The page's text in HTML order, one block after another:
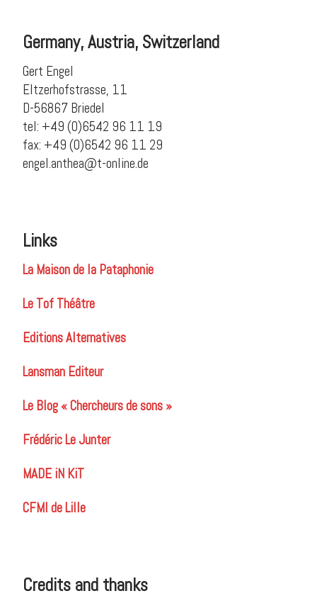
Germany, Austria, Switzerland
Gert Engel
Eltzerhofstrasse, 11
D-56867 Briedel
tel: +49 (0)6542 96 11 19
fax: +49 (0)6542 96 11 29
engel.anthea@t-online.de
Links
La Maison de la Pataphonie
Le Tof Théâtre
Editions Alternatives
Lansman Editeur
Le Blog « Chercheurs de sons »
Frédéric Le Junter
MADE iN KiT
CFMI de Lille
Credits and thanks